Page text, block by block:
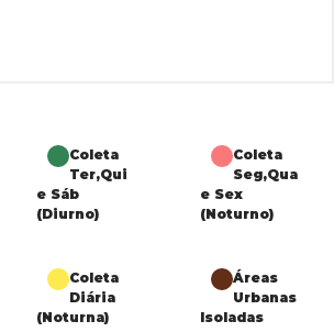
Coleta
Ter,Qui
e Sáb
(Diurno)
Coleta
Seg,Qua
e Sex
(Noturno)
Coleta
Diária
(Noturna)
Áreas
Urbanas
Isoladas